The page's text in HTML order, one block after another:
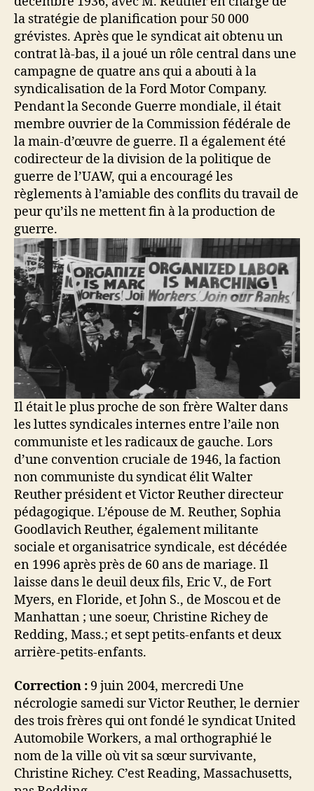
la stratégie de planification pour 50 000
grévistes. Après que le syndicat ait obtenu un
contrat là-bas, il a joué un rôle central dans une
campagne de quatre ans qui a abouti à la
syndicalisation de la Ford Motor Company.
Pendant la Seconde Guerre mondiale, il était
membre ouvrier de la Commission fédérale de
la main-d’œuvre de guerre. Il a également été
codirecteur de la division de la politique de
guerre de l’UAW, qui a encouragé les
règlements à l’amiable des conflits du travail de
peur qu’ils ne mettent fin à la production de
guerre.
Il était le plus proche de son frère Walter dans
les luttes syndicales internes entre l’aile non
communiste et les radicaux de gauche. Lors
d’une convention cruciale de 1946, la faction
non communiste du syndicat élit Walter
Reuther président et Victor Reuther directeur
pédagogique. L’épouse de M. Reuther, Sophia
Goodlavich Reuther, également militante
sociale et organisatrice syndicale, est décédée
en 1996 après près de 60 ans de mariage. Il
laisse dans le deuil deux fils, Eric V., de Fort
Myers, en Floride, et John S., de Moscou et de
Manhattan ; une soeur, Christine Richey de
Redding, Mass.; et sept petits-enfants et deux
arrière-petits-enfants.
Correction : 9 juin 2004, mercredi Une
nécrologie samedi sur Victor Reuther, le dernier
des trois frères qui ont fondé le syndicat United
Automobile Workers, a mal orthographié le
nom de la ville où vit sa sœur survivante,
Christine Richey. C’est Reading, Massachusetts,